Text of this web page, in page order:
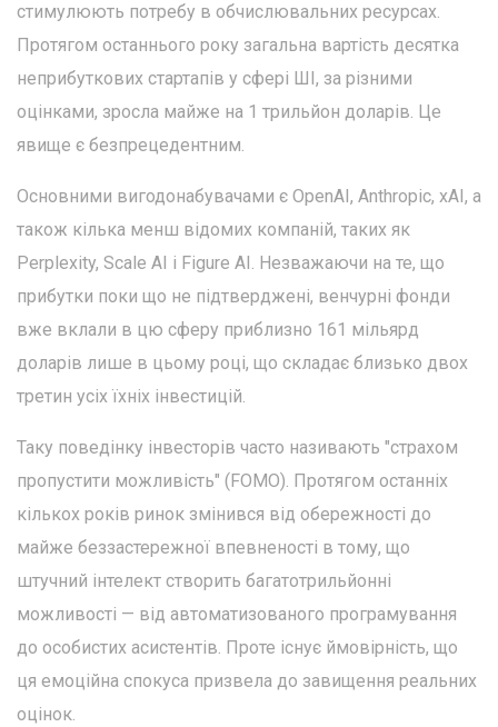
стимулюють потребу в обчислювальних ресурсах.
Протягом останнього року загальна вартість десятка
неприбуткових стартапів у сфері ШІ, за різними
оцінками, зросла майже на 1 трильйон доларів. Це
явище є безпрецедентним.
Основними вигодонабувачами є OpenAI, Anthropic, xAI, а
також кілька менш відомих компаній, таких як
Perplexity, Scale AI і Figure AI. Незважаючи на те, що
прибутки поки що не підтверджені, венчурні фонди
вже вклали в цю сферу приблизно 161 мільярд
доларів лише в цьому році, що складає близько двох
третин усіх їхніх інвестицій.
Таку поведінку інвесторів часто називають "страхом
пропустити можливість" (FOMO). Протягом останніх
кількох років ринок змінився від обережності до
майже беззастережної впевненості в тому, що
штучний інтелект створить багатотрильйонні
можливості — від автоматизованого програмування
до особистих асистентів. Проте існує ймовірність, що
ця емоційна спокуса призвела до завищення реальних
оцінок.